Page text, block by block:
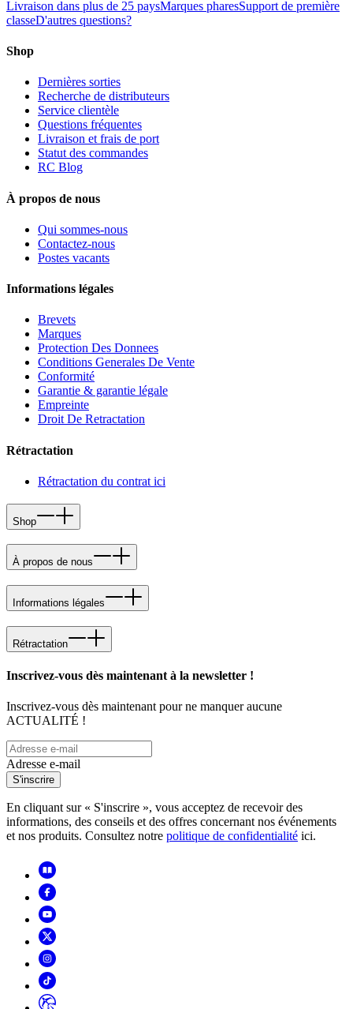
Livraison dans plus de 25 paysMarques pharesSupport de première
classeD'autres questions?
Shop
Dernières sorties
Recherche de distributeurs
Service clientèle
Questions fréquentes
Livraison et frais de port
Statut des commandes
RC Blog
À propos de nous
Qui sommes-nous
Contactez-nous
Postes vacants
Informations légales
Brevets
Marques
Protection Des Donnees
Conditions Generales De Vente
Conformité
Garantie & garantie légale
Empreinte
Droit De Retractation
Rétractation
Rétractation du contrat ici
Shop
À propos de nous
Informations légales
Rétractation
Inscrivez-vous dès maintenant à la newsletter !
Inscrivez-vous dès maintenant pour ne manquer aucune
ACTUALITÉ !
Adresse e-mail
S'inscrire
En cliquant sur « S'inscrire », vous acceptez de recevoir des
informations, des conseils et des offres concernant nos événements
et nos produits. Consultez notre politique de confidentialité ici.